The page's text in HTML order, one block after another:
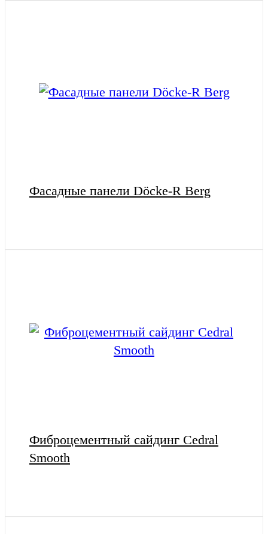
Фасадные панели Döcke-R Berg
Фиброцементный сайдинг Cedral
Smooth